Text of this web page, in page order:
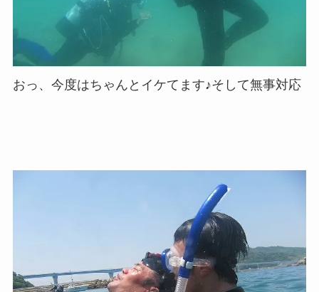
おっ、今度はちゃんとイケてます♪そして無事対応